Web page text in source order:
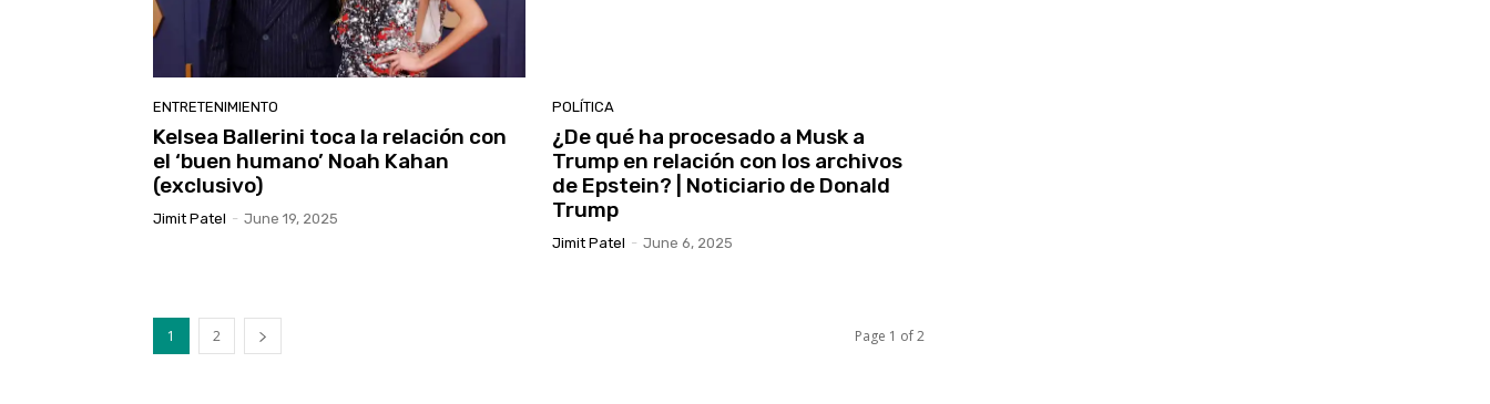
ENTRETENIMIENTO
Kelsea Ballerini toca la relación con
el ‘buen humano’ Noah Kahan
(exclusivo)
Jimit Patel - June 19, 2025
POLÍTICA
¿De qué ha procesado a Musk a
Trump en relación con los archivos
de Epstein? | Noticiario de Donald
Trump
Jimit Patel - June 6, 2025
1 2 Page 1 of 2